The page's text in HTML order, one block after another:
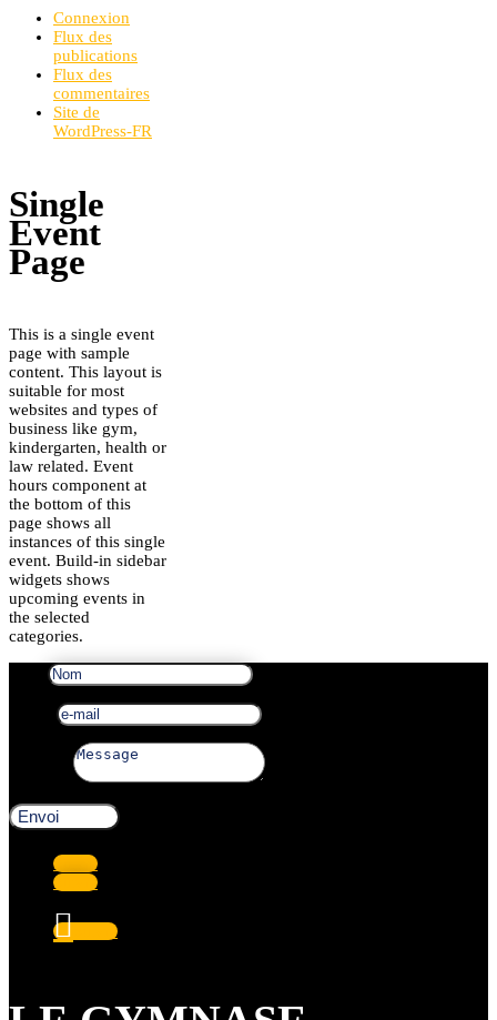
Connexion
Flux des
publications
Flux des
commentaires
Site de
WordPress-FR
Single
Event
Page
This is a single event
page with sample
content. This layout is
suitable for most
websites and types of
business like gym,
kindergarten, health or
law related. Event
hours component at
the bottom of this
page shows all
instances of this single
event. Build-in sidebar
widgets shows
upcoming events in
the selected
categories.
Envoi
Suivre
Suivre
Suivre